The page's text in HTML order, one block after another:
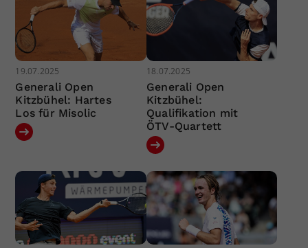
19.07.2025
Generali Open
Kitzbühel: Hartes
Los für Misolic
18.07.2025
Generali Open
Kitzbühel:
Qualifikation mit
ÖTV-Quartett